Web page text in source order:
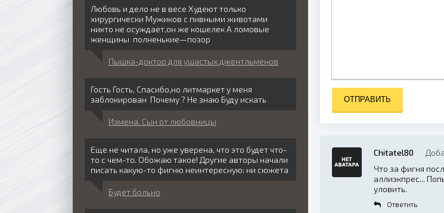
ОТПРАВИТЬ
Chitatel80
Что за фигня
аллиэкпрес...
уловить.
Ответить
Любовь и дело не в весе Худеют только
хирургически Мужиков с пивными животами
никто не осуждает,он же кошелек А ломовые
женщины полненькие—позор
Пышка-доктор для ушастых джентльменов
Гость Гость, Спасибо,но литмаркет у меня
заблокирован Почему ? Не знаю Буду искать
Измена. Сын от любовницы
Еще не читала, но уже уверена, что это будет что-
то с чем-то. Обожаю такое! Другие авторы начали
писать какую-то фигню неинтересную: ни сюжета
Будет больно